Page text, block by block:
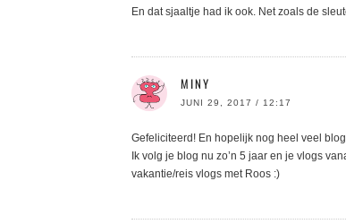
En dat sjaaltje had ik ook. Net zoals de
MINY
JUNI 29, 2017 / 12:17
Gefeliciteerd! En hopelijk nog heel veel
Ik volg je blog nu zo’n 5 jaar en je vlogs
vakantie/reis vlogs met Roos :)